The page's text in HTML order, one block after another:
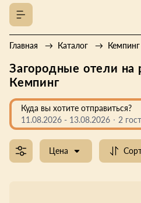
Главная Каталог Кемпинг
Загородные отели
Кемпинг
Куда вы хотите отправиться?
11.08.2026 - 13.08.2026 2
Цена